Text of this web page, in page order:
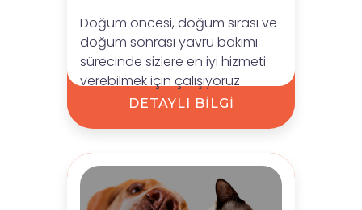
Doğum öncesi, doğum sırası ve
doğum sonrası yavru bakımı
sürecinde sizlere en iyi hizmeti
verebilmek için çalışıyoruz
DETAYLI BİLGİ